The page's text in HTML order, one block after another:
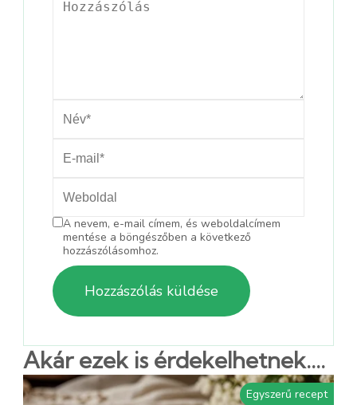
A nevem, e-mail címem, és weboldalcímem
mentése a böngészőben a következő
hozzászólásomhoz.
Akár ezek is érdekelhetnek....
Egyszerű recept